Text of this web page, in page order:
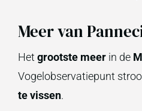
Meer van
Het grootste meerin de
Vogelobservatiepunt
te vissen.